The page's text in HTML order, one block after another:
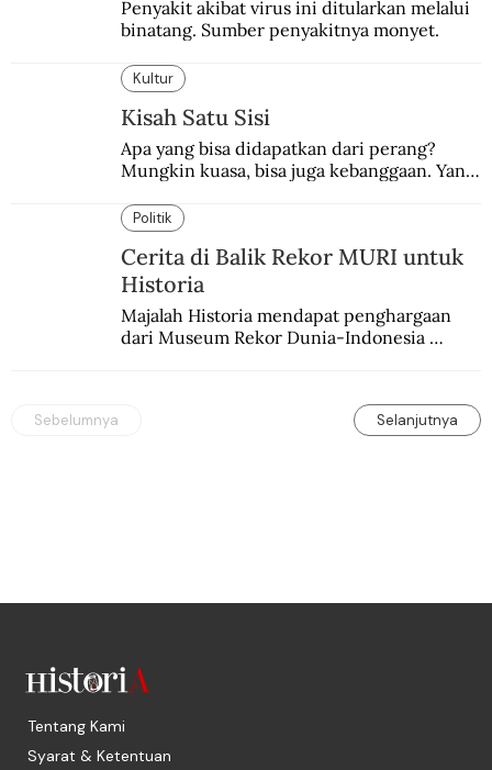
Penyakit akibat virus ini ditularkan melalui
binatang. Sumber penyakitnya monyet.
Kultur
Kisah Satu Sisi
Apa yang bisa didapatkan dari perang?
Mungkin kuasa, bisa juga kebanggaan. Yang
Politik
Cerita di Balik Rekor MURI untuk
Historia
Majalah Historia mendapat penghargaan
dari Museum Rekor Dunia-Indonesia
Sebelumnya Selanjutnya
Tentang Kami
Syarat & Ketentuan